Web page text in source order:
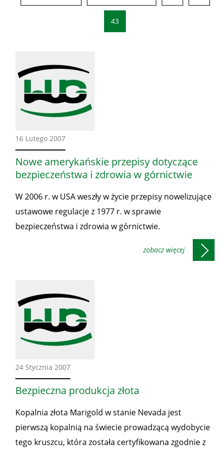
43
16 Lutego 2007Ze
świata
Nowe amerykańskie przepisy dotyczące
bezpieczeństwa i zdrowia w górnictwie
W 2006 r. w USA weszły w życie przepisy nowelizujące
ustawowe regulacje z 1977 r. w sprawie
bezpieczeństwa i zdrowia w górnictwie.
24 Stycznia 2007Ze
świata
Bezpieczna produkcja złota
Kopalnia złota Marigold w stanie Nevada jest
pierwszą kopalnią na świecie prowadzącą wydobycie
tego kruszcu, która została certyfikowana zgodnie z